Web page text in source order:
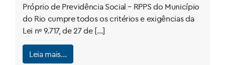
Próprio de Previdência Social – RPPS do Município
do Rio cumpre todos os critérios e exigências da
Lei nº 9.717, de 27 de […]
Leia mais…